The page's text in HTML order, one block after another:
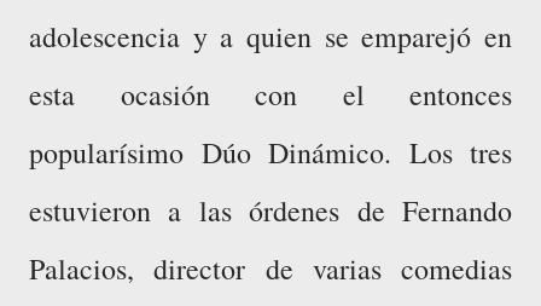
adolescencia y a quien se emparejó en
esta ocasión con el entonces
popularísimo Dúo Dinámico. Los tres
estuvieron a las órdenes de Fernando
Palacios, director de varias comedias